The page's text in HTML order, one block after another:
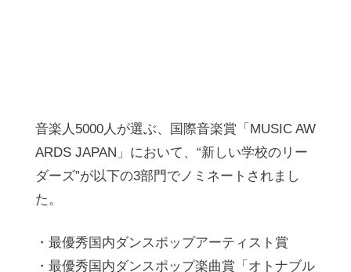
音楽人5000人が選ぶ、国際音楽賞「MUSIC AW
ARDS JAPAN」において、“新しい学校のリー
ダーズ”が以下の3部門でノミネートされまし
た。
・最優秀国内ダンスポップアーティスト賞
・最優秀国内ダンスポップ楽曲賞「オトナブル